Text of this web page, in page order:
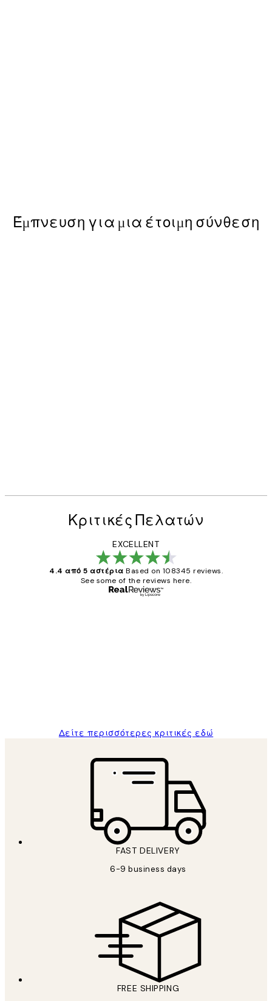
Έμπνευση για μια έτοιμη σύνθεση
Κριτικές Πελατών
EXCELLENT
4.4 από 5 αστέρια Based on 108345 reviews.
See some of the reviews here.
Δείτε περισσότερες κριτικές εδώ
FAST DELIVERY
6-9 business days
FREE SHIPPING